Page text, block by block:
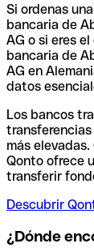
Si ordenas
bancaria de
AG o si eres
bancaria de
AG en
datos
Los bancos
más
Qonto ofrece
transferir
Descubrir
¿Dónde